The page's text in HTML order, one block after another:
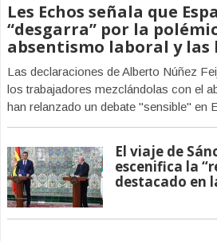
Les Echos señala que
“desgarra” por la
absentismo laboral y las
Las declaraciones de Alberto Núñez
los trabajadores mezclándolas con el
han relanzado un debate "sensible" en
El viaje de
escenifica la
destacado en